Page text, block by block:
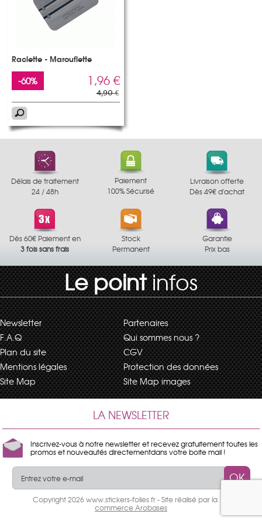
Raclette - Marouflette
-60% 1,96 €
4,90 €
Délais de traitement
24 / 48h
Paiement
100% Sécurisé
Livraison offerte
Dès 49€ d'achat
Dès 60€ Paiement en
3 fois sans frais
Stock
Permanent
Garantie
Prix bas
Le pointinfos
Newsletter
Partenaires
F.A.Q
Qui sommes nous ?
Plan du site
CGV
Mentions légales
Protection des données
Site Map
Site Map images
LA NEWSLETTER
Inscrivez-vous à notre newsletter et recevez gratuitement toutes les
promos et nouveautés directementdans votre boite mail !
OK
Copyright 2026 www.stickers-folies.fr - Site réalisé par la
commerce Arobases